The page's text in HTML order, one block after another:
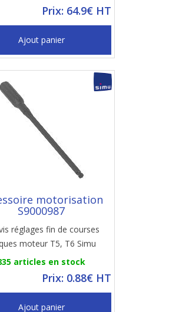
Prix: 64.9€ HT
Ajout panier
motorisation
S9000987
réglages fin de courses
moteur T5, T6 Simu
articles en stock
Prix: 0.88€ HT
Ajout panier